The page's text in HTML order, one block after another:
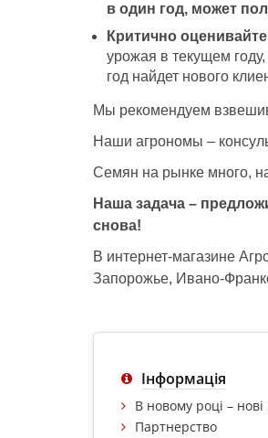
в один год, может
Критично
урожая в текущем
год найдет нового
Мы рекомендуем
Наши агрономы –
Семян на рынке много,
Наша задача –
снова!
В интернет-магазине
Запорожье, Ивано-
Інформація
В новому році –
Партнерство